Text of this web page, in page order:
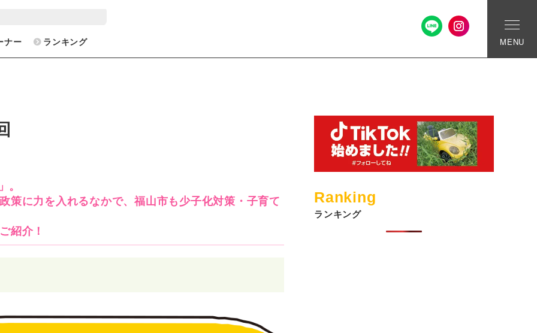
ナー ランキング MENU
策に力を入れるなかで、福山市も少子化対策・子育て
紹介！
Ranking
ランキング